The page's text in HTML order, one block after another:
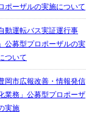
ポーザルの実施について
自動運転バス実証運行事
公募型プロポーザルの実
ついて
豊岡市広報改善・情報発信
業務」公募型プロポーザ
実施